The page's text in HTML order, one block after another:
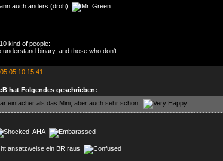
auch anders (droh)
kind of people:
understand binary, and those who don't.
05.05.10 15:41
hat Folgendes geschrieben:
einfacher als das Mini, aber auch sehr schön.
AHA
ansatzweise ein BR raus